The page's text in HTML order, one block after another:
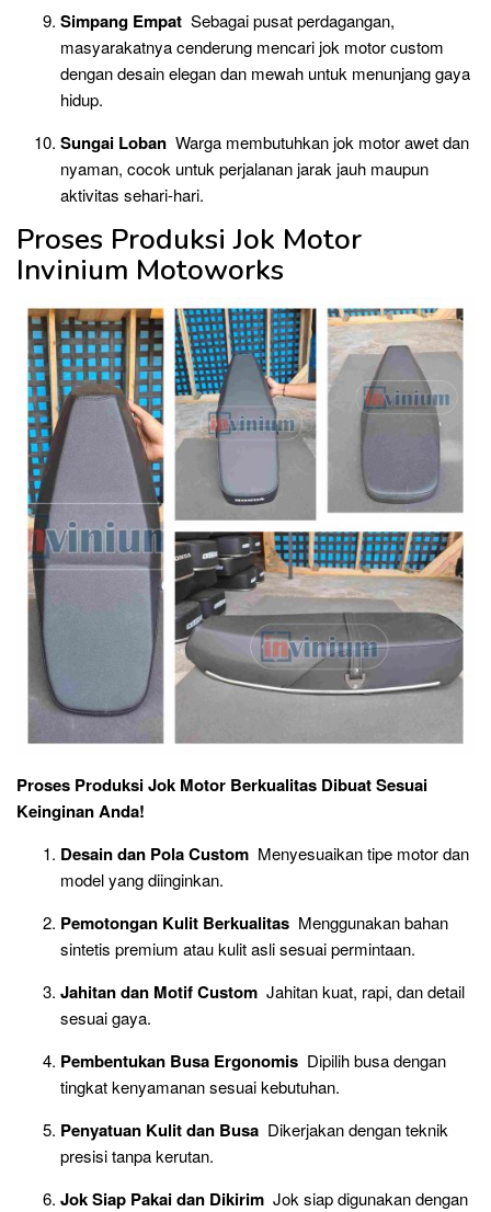
Simpang Empat Sebagai pusat perdagangan,
masyarakatnya cenderung mencari jok motor custom
dengan desain elegan dan mewah untuk menunjang gaya
hidup.
Sungai Loban Warga membutuhkan jok motor awet dan
nyaman, cocok untuk perjalanan jarak jauh maupun
aktivitas sehari-hari.
Proses Produksi Jok Motor
Invinium Motoworks
Proses Produksi Jok Motor Berkualitas Dibuat Sesuai
Keinginan Anda!
Desain dan Pola Custom Menyesuaikan tipe motor dan
model yang diinginkan.
Pemotongan Kulit Berkualitas Menggunakan bahan
sintetis premium atau kulit asli sesuai permintaan.
Jahitan dan Motif Custom Jahitan kuat, rapi, dan detail
sesuai gaya.
Pembentukan Busa Ergonomis Dipilih busa dengan
tingkat kenyamanan sesuai kebutuhan.
Penyatuan Kulit dan Busa Dikerjakan dengan teknik
presisi tanpa kerutan.
Jok Siap Pakai dan Dikirim Jok siap digunakan dengan